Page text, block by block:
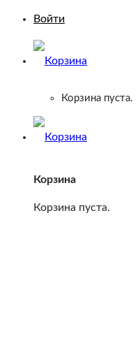
Войти
Корзина пуста.
Корзина
Корзина пуста.